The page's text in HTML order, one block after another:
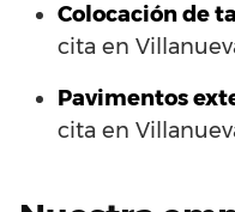
Colocación de
cita en
Pavimentos
cita en